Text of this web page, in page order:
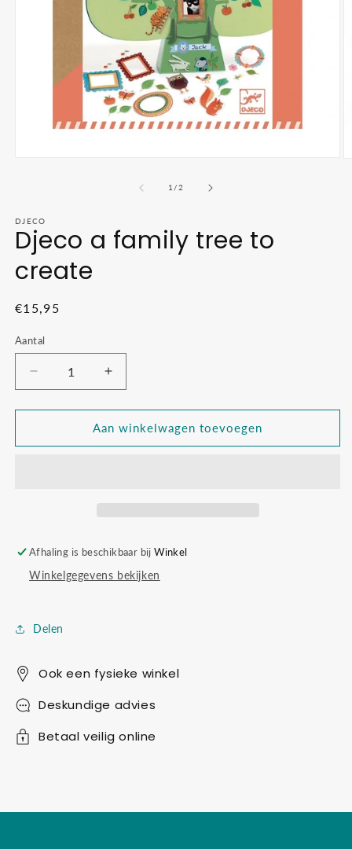
1 /van
2
DJECO
Djeco a family tree to
create
Normale
€15,95
Aantal
Aantal
verlagen
voor
a
Aantal
verhogen
voor
Djeco
a
Aan winkelwagen toevoegen
Afhaling is beschikbaar bijWinkel
Winkelgegevens bekijken
Delen
Ook een fysieke winkel
Deskundige advies
Betaal veilig online